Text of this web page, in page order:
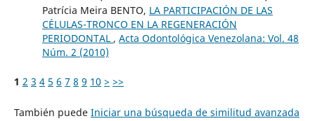
Patrícia Meira BENTO, LA PARTICIPACIÓN DE LAS
CÉLULAS-TRONCO EN LA REGENERACIÓN
PERIODONTAL , Acta Odontológica Venezolana: Vol. 48
Núm. 2 (2010)
1 2 3 4 5 6 7 8 9 10 > >>
También puede Iniciar una búsqueda de similitud avanzada